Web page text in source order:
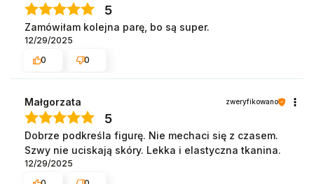
5
Zamówiłam kolejna parę, bo są super.
12/29/2025
0
0
Małgorzata zweryfikowano
5
Dobrze podkreśla figurę. Nie mechaci się z czasem.
Szwy nie uciskają skóry. Lekka i elastyczna tkanina.
12/29/2025